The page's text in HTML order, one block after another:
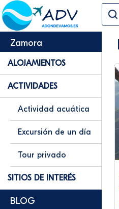
Zamora
ALOJAMIENTOS
ACTIVIDADES
Actividad acuática
Excursión de un día
Tour privado
SITIOS DE INTERÉS
BLOG